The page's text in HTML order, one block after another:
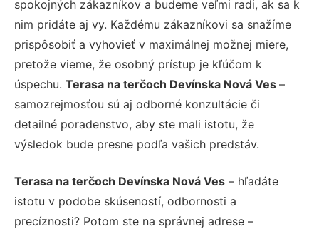
spokojných zákazníkov a budeme veľmi radi, ak sa k
nim pridáte aj vy. Každému zákazníkovi sa snažíme
prispôsobiť a vyhovieť v maximálnej možnej miere,
pretože vieme, že osobný prístup je kľúčom k
úspechu. Terasa na terčoch Devínska Nová Ves –
samozrejmosťou sú aj odborné konzultácie či
detailné poradenstvo, aby ste mali istotu, že
výsledok bude presne podľa vašich predstáv.
Terasa na terčoch Devínska Nová Ves – hľadáte
istotu v podobe skúseností, odbornosti a
precíznosti? Potom ste na správnej adrese –